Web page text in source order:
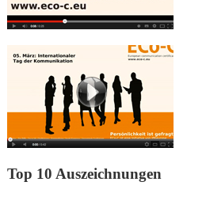
Top 10 Auszeichnungen